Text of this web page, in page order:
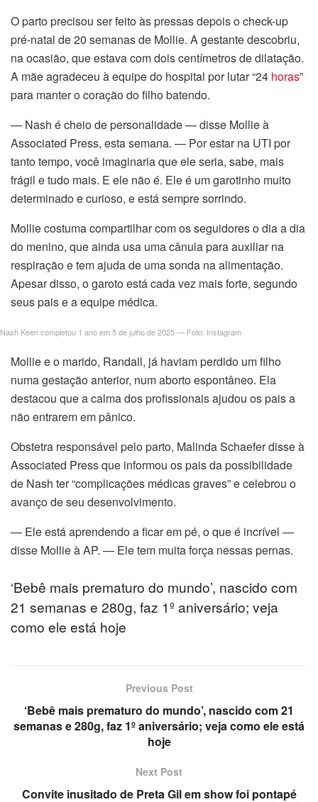
al
al
O parto precisou ser feito às pressas depois o check-up
pré-natal de 20 semanas de Mollie. A gestante descobriu,
na ocasião, que estava com dois centímetros de dilatação.
A mãe agradeceu à equipe do hospital por lutar “24 horas”
para manter o coração do filho batendo.
— Nash é cheio de personalidade — disse Mollie à
Associated Press, esta semana. — Por estar na UTI por
tanto tempo, você imaginaria que ele seria, sabe, mais
frágil e tudo mais. E ele não é. Ele é um garotinho muito
determinado e curioso, e está sempre sorrindo.
Mollie costuma compartilhar com os seguidores o dia a dia
do menino, que ainda usa uma cânula para auxiliar na
respiração e tem ajuda de uma sonda na alimentação.
Apesar disso, o garoto está cada vez mais forte, segundo
seus pais e a equipe médica.
Nash Keen completou 1 ano em 5 de julho de 2025 — Foto: Instagram
Mollie e o marido, Randall, já haviam perdido um filho
numa gestação anterior, num aborto espontâneo. Ela
destacou que a calma dos profissionais ajudou os pais a
não entrarem em pânico.
Obstetra responsável pelo parto, Malinda Schaefer disse à
Associated Press que informou os pais da possibilidade
de Nash ter “complicações médicas graves” e celebrou o
avanço de seu desenvolvimento.
— Ele está aprendendo a ficar em pé, o que é incrível —
disse Mollie à AP. — Ele tem muita força nessas pernas.
‘Bebê mais prematuro do mundo’, nascido com
21 semanas e 280g, faz 1º aniversário; veja
como ele está hoje
Previous Post
‘Bebê mais prematuro do mundo’, nascido com 21
semanas e 280g, faz 1º aniversário; veja como ele está
hoje
Next Post
Convite inusitado de Preta Gil em show foi pontapé